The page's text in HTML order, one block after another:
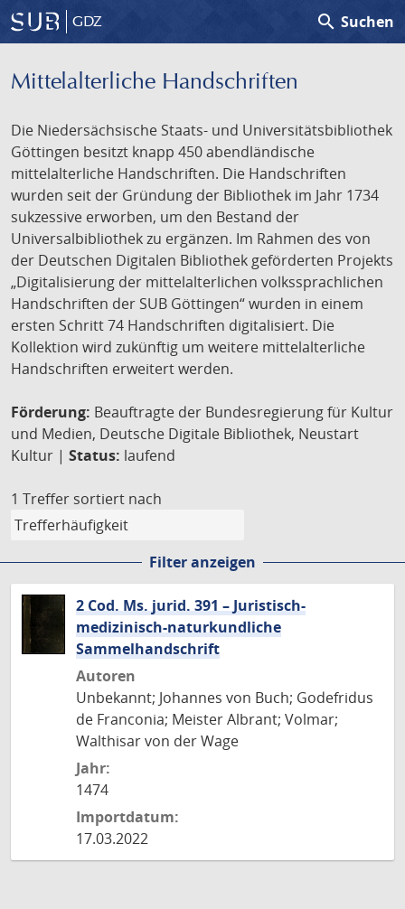
GDZ search Suchen
Mittelalterliche Handschriften
Die Niedersächsische Staats- und Universitätsbibliothek
Göttingen besitzt knapp 450 abendländische
mittelalterliche Handschriften. Die Handschriften
wurden seit der Gründung der Bibliothek im Jahr 1734
sukzessive erworben, um den Bestand der
Universalbibliothek zu ergänzen. Im Rahmen des von
der Deutschen Digitalen Bibliothek geförderten Projekts
„Digitalisierung der mittelalterlichen volkssprachlichen
Handschriften der SUB Göttingen“ wurden in einem
ersten Schritt 74 Handschriften digitalisiert. Die
Kollektion wird zukünftig um weitere mittelalterliche
Handschriften erweitert werden.
Förderung: Beauftragte der Bundesregierung für Kultur
und Medien, Deutsche Digitale Bibliothek, Neustart
Kultur | Status: laufend
1 Treffer sortiert nach
Filter anzeigen
2 Cod. Ms. jurid. 391 – Juristisch-
medizinisch-naturkundliche
Sammelhandschrift
Autoren
Unbekannt; Johannes von Buch; Godefridus
de Franconia; Meister Albrant; Volmar;
Walthisar von der Wage
Jahr:
1474
Importdatum:
17.03.2022